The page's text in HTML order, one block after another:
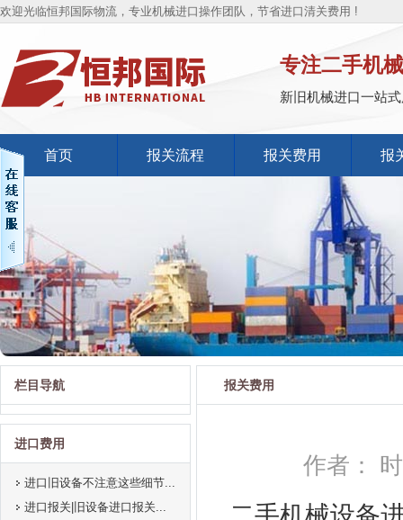
欢迎光临恒邦国际物流，专业机械进口操作团队，节省进口清关费用 !
专注二手机
新旧机械进口一站
首页 报关流程 报关费用 报
栏目导航
进口费用
进口旧设备不注意这些细节...
进口报关|旧设备进口报关...
报关费用
作者：